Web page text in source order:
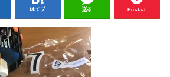
はてブ 送る Pocket